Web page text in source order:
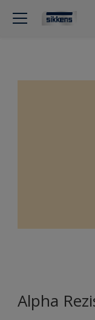
Alpha